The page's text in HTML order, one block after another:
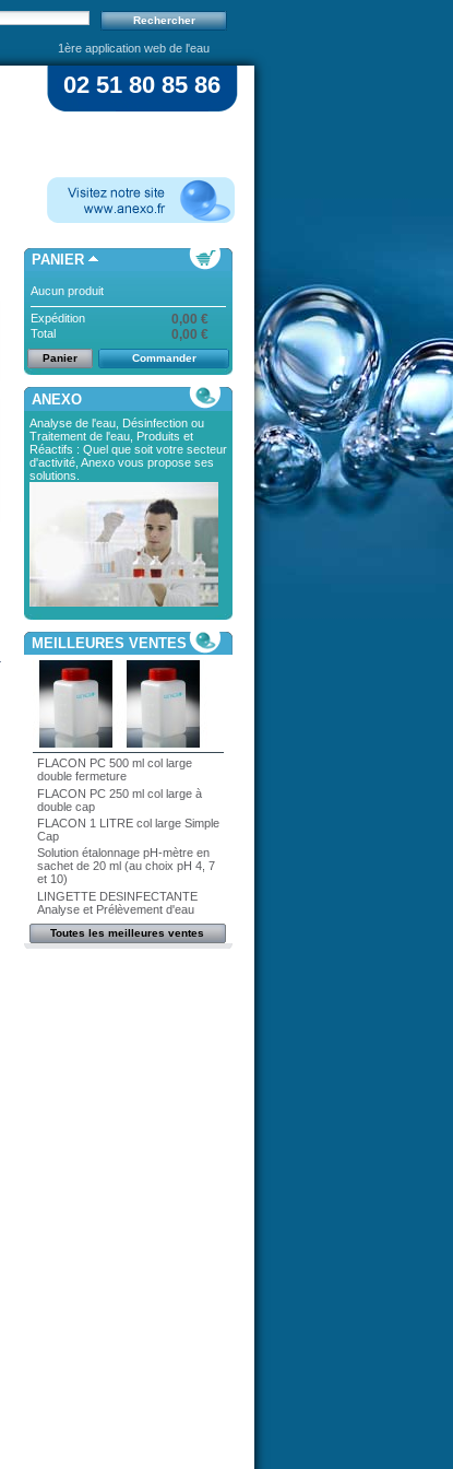
1ère application web de l'eau
02 51 80 85 86
PANIER
Aucun produit
Expédition 0,00 €
Total 0,00 €
Panier Commander
ANEXO
Analyse de l'eau, Désinfection ou
Traitement de l'eau, Produits et
Réactifs : Quel que soit votre secteur
d'activité, Anexo vous propose ses
solutions.
MEILLEURES VENTES
FLACON PC 500 ml col large
double fermeture
FLACON PC 250 ml col large à
double cap
FLACON 1 LITRE col large Simple
Cap
Solution étalonnage pH-mètre en
sachet de 20 ml (au choix pH 4, 7
et 10)
LINGETTE DESINFECTANTE
Analyse et Prélèvement d'eau
Toutes les meilleures ventes